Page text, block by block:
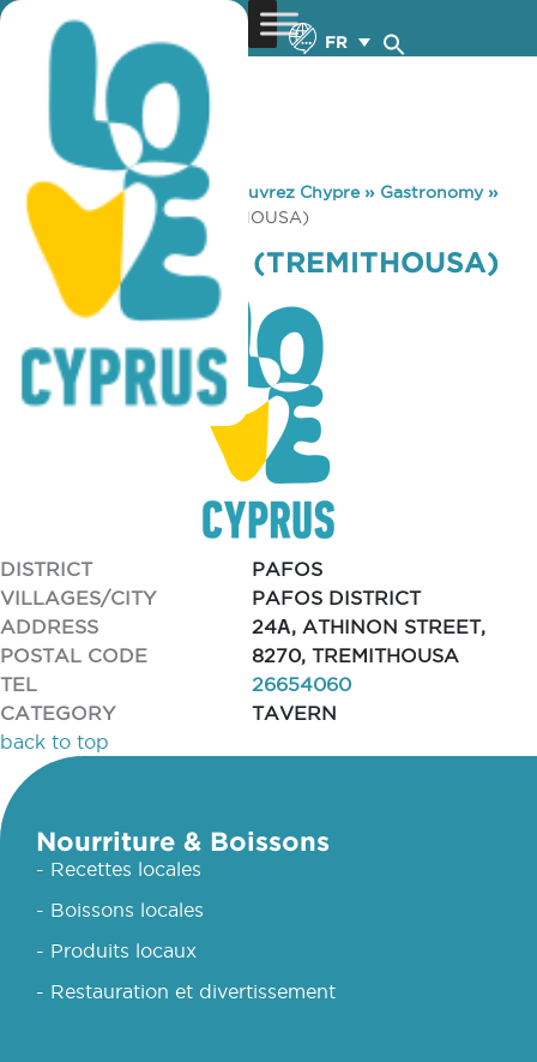
FR
You are here: Home »Découvrez Chypre» Gastronomy»
OLLIE’S TAVERN (TREMITHOUSA)
OLLIE’S TAVERN (TREMITHOUSA)
DISTRICT
PAFOS
VILLAGES/CITY
PAFOS DISTRICT
ADDRESS
24Α, ATHINON STREET,
POSTAL CODE
8270, TREMITHOUSA
TEL
26654060
CATEGORY
TAVERN
back to top
Nourriture & Boissons
- Recettes locales
- Boissons locales
- Produits locaux
- Restauration et divertissement